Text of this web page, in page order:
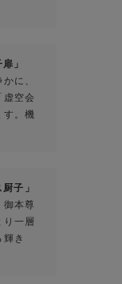
」
に、
空会
す。機
子」
御本尊
り一層
き